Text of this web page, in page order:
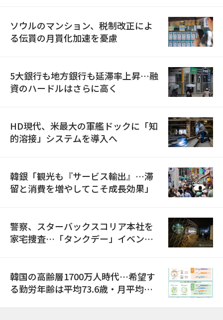
ソウルのマンション、税制改正によ
る伝貰の月貰化加速を憂慮
5大銀行も地方銀行も延滞率上昇…融
資のハードルはさらに高く
HD現代、米最大の軍艦ドックに「知
的溶接」システムを導入へ
韓銀「観光も『サービス輸出』…滞
留と消費を増やしてこそ成長効果」
警察、スターバックスコリア本社を
家宅捜査…「タンクデー」イベント
韓国の高齢層1700万人時代…希望す
る勤労年齢は平均73.6歳・月平均賃